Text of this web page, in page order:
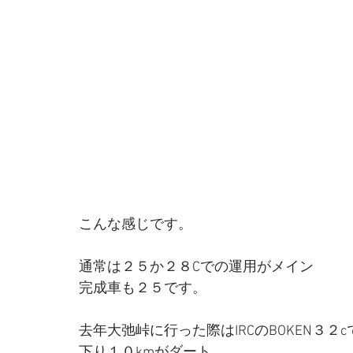
こんな感じです。
通常は２５か２８Cでの運用がメイン
完成車も２５です。
去年大弛峠に行った際はIRCのBOKEN３２c